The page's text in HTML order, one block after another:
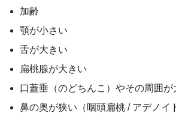
加齢
顎が小さい
舌が大きい
扁桃腺が大きい
口蓋垂（のどちんこ）やその周囲が
鼻の奥が狭い（咽頭扁桃 / アデノイ